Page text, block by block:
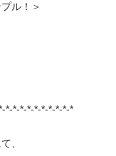
ル！＞
*-*-*-*-*-*-*-*-*-*
、